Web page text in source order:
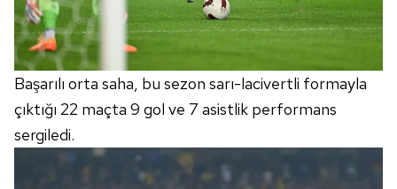
Başarılı orta saha, bu sezon sarı-lacivertli formayla
çıktığı 22 maçta 9 gol ve 7 asistlik performans
sergiledi.